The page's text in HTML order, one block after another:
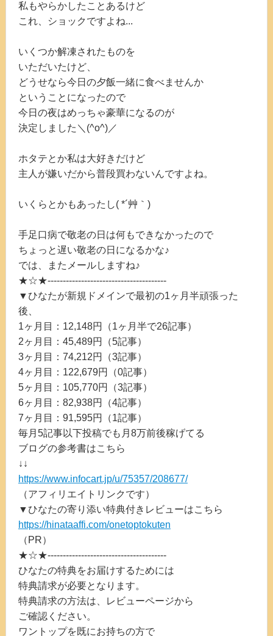
私もやらかしたことあるけど
これ、ショックですよね...
いくつか解凍されたものを
いただいたけど、
どうせなら今日の夕飯一緒に食べませんか
ということになったので
今日の夜はめっちゃ豪華になるのが
決定しました＼(^o^)／
ホタテとか私は大好きだけど
主人が嫌いだから普段買わないんですよね。
いくらとかもあったし( *´艸｀)
手足口病で敬老の日は何もできなかったので
ちょっと遅い敬老の日になるかな♪
では、またメールしますね♪
★☆★---------------------------------------
▼ひなたが新規ドメインで最初の1ヶ月半頑張った
後、
1ヶ月目：12,148円（1ヶ月半で26記事）
2ヶ月目：45,489円（5記事）
3ヶ月目：74,212円（3記事）
4ヶ月目：122,679円（0記事）
5ヶ月目：105,770円（3記事）
6ヶ月目：82,938円（4記事）
7ヶ月目：91,595円（1記事）
毎月5記事以下投稿でも月8万前後稼げてる
ブログの参考書はこちら
↓↓
https://www.infocart.jp/u/75357/208677/
（アフィリエイトリンクです）
▼ひなたの寄り添い特典付きレビューはこちら
https://hinataaffi.com/onetoptokuten
（PR）
★☆★---------------------------------------
ひなたの特典をお届けするためには
特典請求が必要となります。
特典請求の方法は、レビューページから
ご確認ください。
ワントップを既にお持ちの方で